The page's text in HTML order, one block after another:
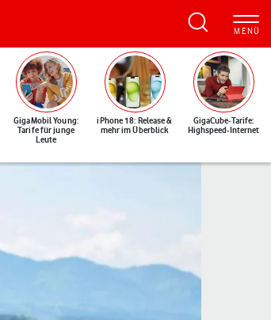
GigaMobil Young:
Tarife für junge
Leute
iPhone 18: Release &
mehr im Überblick
GigaCube-Tarife:
Highspeed-Internet